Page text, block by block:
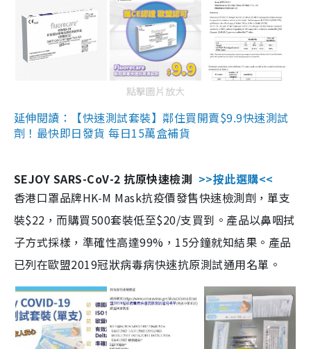
點擊圖片放大
延伸閱讀：【快速測試套裝】鄰住買開賣$9.9快速測試
劑！最快即日發貨 每日15萬盒補貨
SEJOY SARS-CoV-2 抗原快速檢測 >>按此選購<<
香港口罩品牌HK-M Mask抗疫價發售快速檢測劑，單支
裝$22，而購買500套裝低至$20/支買到。產品以鼻咽拭
子方式採樣，準確性高達99%，15分鐘就知結果。產品
已列在歐盟2019冠狀病毒病快速抗原測試通用名單。